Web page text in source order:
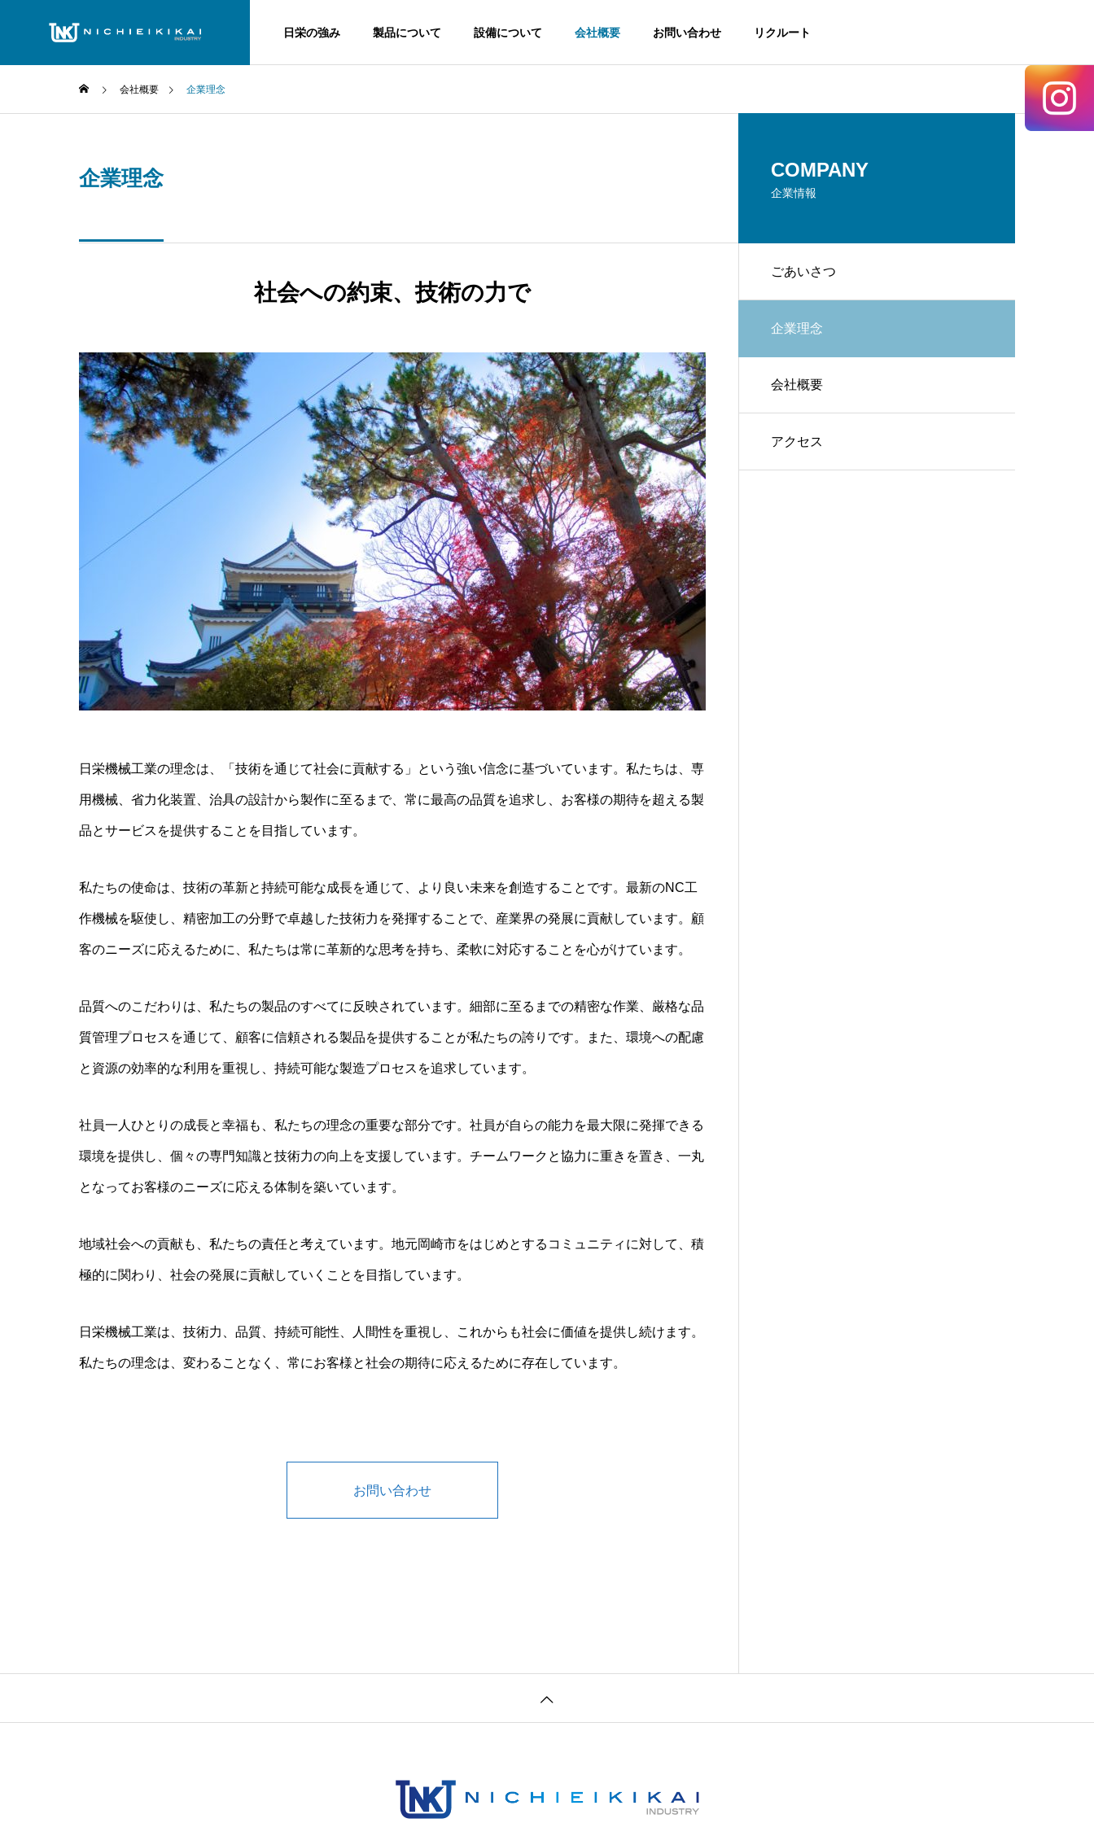
日栄の強み 製品について 設備について 会社概要 お問い合わせ リクルート
会社概要 企業理念
企業理念
社会への約束、技術の力で
日栄機械工業の理念は、「技術を通じて社会に貢献する」という強い信念に基づいています。私たちは、専
用機械、省力化装置、治具の設計から製作に至るまで、常に最高の品質を追求し、お客様の期待を超える製
品とサービスを提供することを目指しています。
私たちの使命は、技術の革新と持続可能な成長を通じて、より良い未来を創造することです。最新のNC工
作機械を駆使し、精密加工の分野で卓越した技術力を発揮することで、産業界の発展に貢献しています。顧
客のニーズに応えるために、私たちは常に革新的な思考を持ち、柔軟に対応することを心がけています。
品質へのこだわりは、私たちの製品のすべてに反映されています。細部に至るまでの精密な作業、厳格な品
質管理プロセスを通じて、顧客に信頼される製品を提供することが私たちの誇りです。また、環境への配慮
と資源の効率的な利用を重視し、持続可能な製造プロセスを追求しています。
社員一人ひとりの成長と幸福も、私たちの理念の重要な部分です。社員が自らの能力を最大限に発揮できる
環境を提供し、個々の専門知識と技術力の向上を支援しています。チームワークと協力に重きを置き、一丸
となってお客様のニーズに応える体制を築いています。
地域社会への貢献も、私たちの責任と考えています。地元岡崎市をはじめとするコミュニティに対して、積
極的に関わり、社会の発展に貢献していくことを目指しています。
日栄機械工業は、技術力、品質、持続可能性、人間性を重視し、これからも社会に価値を提供し続けます。
私たちの理念は、変わることなく、常にお客様と社会の期待に応えるために存在しています。
お問い合わせ
COMPANY
企業情報
ごあいさつ
企業理念
会社概要
アクセス